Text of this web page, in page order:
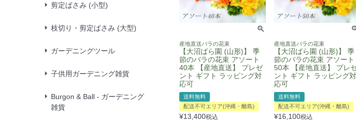
剪定ばさみ (小型)
枝切り・剪定ばさみ (大型)
ガーデニングツール
子供用ガーデニング雑貨
Burgon & Ball - ガーデニング
雑貨
産地直送バラの花束
【大沼ばら園 (山形)】 季
節のバラの花束 アソート
40本 【産地直送】 プレゼ
ント ギフト ラッピング対
応可
送料無料
配送不可エリア(沖縄・離島)
¥13,400税込
産地直送バラの花束
【大沼ばら園 (山形)】 季
節のバラの花束 アソート
50本 【産地直送】 プレ
ント ギフト ラッピング対
応可
送料無料
配送不可エリア(沖縄・離島)
¥16,100税込